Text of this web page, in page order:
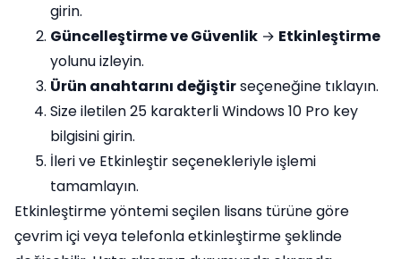
girin.
Güncelleştirme ve Güvenlik → Etkinleştirme
yolunu izleyin.
Ürün anahtarını değiştirseçeneğine tıklayın.
Size iletilen 25 karakterli Windows 10 Pro key
bilgisini girin.
İleri ve Etkinleştir seçenekleriyle işlemi
tamamlayın.
Etkinleştirme yöntemi seçilen lisans türüne göre
çevrim içi veya telefonla etkinleştirme şeklinde